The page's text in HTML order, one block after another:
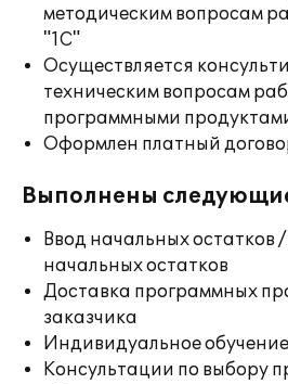
методическим вопросам
"1С"
Осуществляется
техническим вопросам
программными
Оформлен платный
Выполнены
Ввод начальных остатков
начальных остатков
Доставка программных
заказчика
Индивидуальное
Консультации по выбору